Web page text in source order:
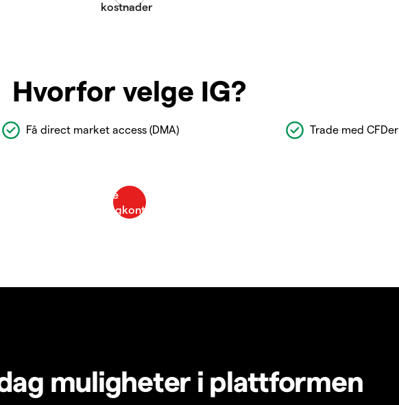
Hvorfor velge IG?
Få direct market access (DMA) Trade med CFDer
muligheter i plattformen